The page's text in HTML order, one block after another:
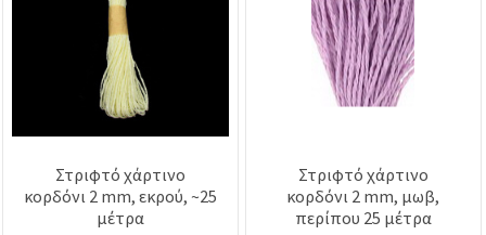
Στριφτό χάρτινο
κορδόνι 2 mm, εκρού, ~25
μέτρα
Στριφτό χάρτινο
κορδόνι 2 mm, μωβ,
περίπου 25 μέτρα